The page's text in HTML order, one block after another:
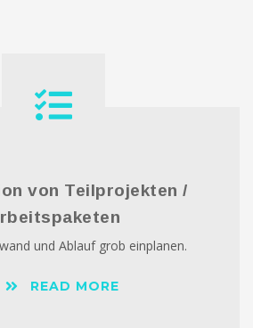
von Teilprojekten /
und Ablauf grob einplanen.
READ MORE